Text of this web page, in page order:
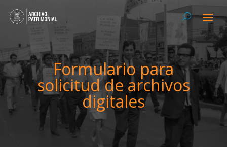
Formulario para
solicitud de archivos
digitales